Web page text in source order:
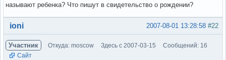
называют ребенка? Что пишут в свидетельство о рождении?
Вне форума #22
2007-08-01 13:28:58
ioni
Участник Откуда: moscow Здесь с 2007-03-15
Сообщений: 16
Сайт